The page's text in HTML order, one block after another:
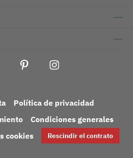
Política de privacidad
Condiciones generales
cookies
Rescindir el contrato